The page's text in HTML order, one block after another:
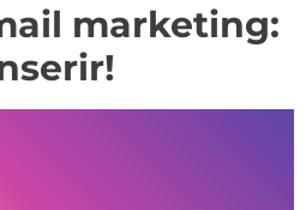
marketing: